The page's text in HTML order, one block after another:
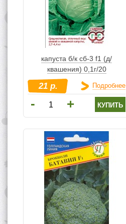
капуста б/к сб-3 f1 (д/
квашения) 0,1г/20
21 р. Подробнее
- + купить